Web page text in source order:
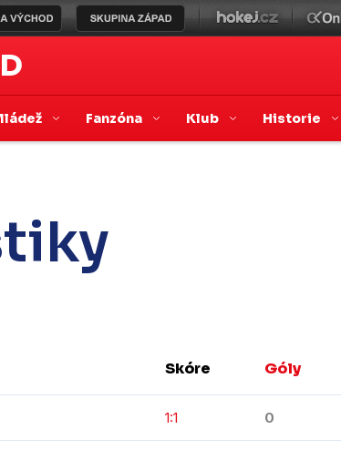
Fanzóna Klub Historie
Skóre Góly
1:1 0